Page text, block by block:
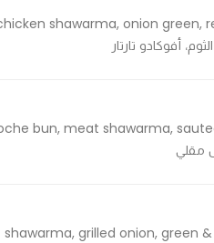
أفوكادو تارتار
مقلي
grilled onion, green